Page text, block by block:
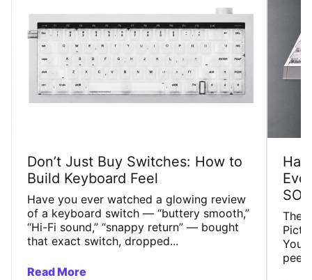
Don’t Just Buy Switches: How to
Build Keyboard Feel
Have you ever watched a glowing review
of a keyboard switch — “buttery smooth,”
“Hi-Fi sound,” “snappy return” — bought
that exact switch, dropped...
Read More
The